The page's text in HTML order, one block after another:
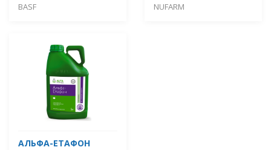
BASF NUFARM
АЛЬФА-ЕТАФОН